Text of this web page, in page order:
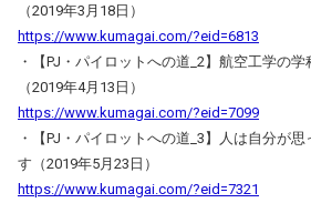
（2019年3月18日）
https://www.kumagai.com/?eid=6813
・【PJ・パイロットへの道_2】航空工学の
（2019年4月13日）
https://www.kumagai.com/?eid=7099
・【PJ・パイロットへの道_3】人は自分が
す（2019年5月23日）
https://www.kumagai.com/?eid=7321